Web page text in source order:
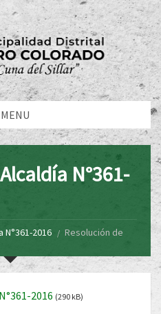
MENU
N°361-
N°361-2016
Resolución de
2016 (290 kB)